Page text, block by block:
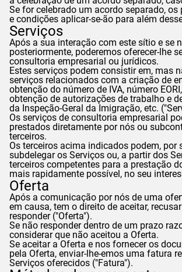
Se for celebrado um acordo separado, os
e condições aplicar-se-ão para além
Serviços
Após a sua interação com este sítio e se
posteriormente, poderemos oferecer-lhe
consultoria empresarial ou jurídicos.
Estes serviços podem consistir em, mas
serviços relacionados com a criação de
obtenção do número de IVA, número
obtenção de autorizações de trabalho e
da Inspeção-Geral da Imigração, etc.
Os serviços de consultoria empresarial
prestados diretamente por nós ou
terceiros.
Os terceiros acima indicados podem, por
subdelegar os Serviços ou, a partir dos
terceiros competentes para a prestação
mais rapidamente possível, no seu
Oferta
Após a comunicação por nós de uma
em causa, tem o direito de aceitar,
responder ("Oferta").
Se não responder dentro de um prazo
considerar que não aceitou a Oferta.
Se aceitar a Oferta e nos fornecer os
pela Oferta, enviar-lhe-emos uma fatura
Serviços oferecidos ("Fatura").